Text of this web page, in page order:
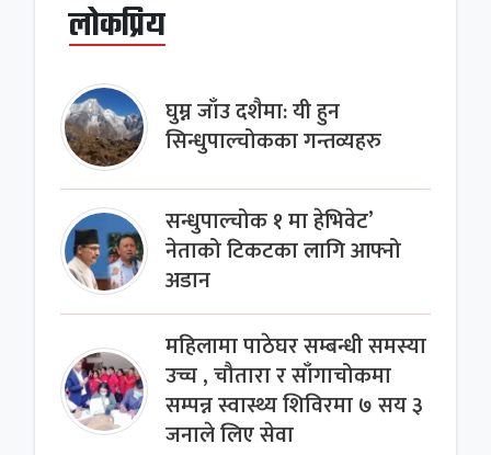
लोकप्रिय
घुम्न जाँउ दशैमा: यी हुन
सिन्धुपाल्चोकका गन्तव्यहरु
सन्धुपाल्चोक १ मा हेभिवेट’
नेताको टिकटका लागि आफ्नो
अडान
महिलामा पाठेघर सम्बन्धी समस्या
उच्च , चौतारा र साँगाचोकमा
सम्पन्न स्वास्थ्य शिविरमा ७ सय ३
जनाले लिए सेवा